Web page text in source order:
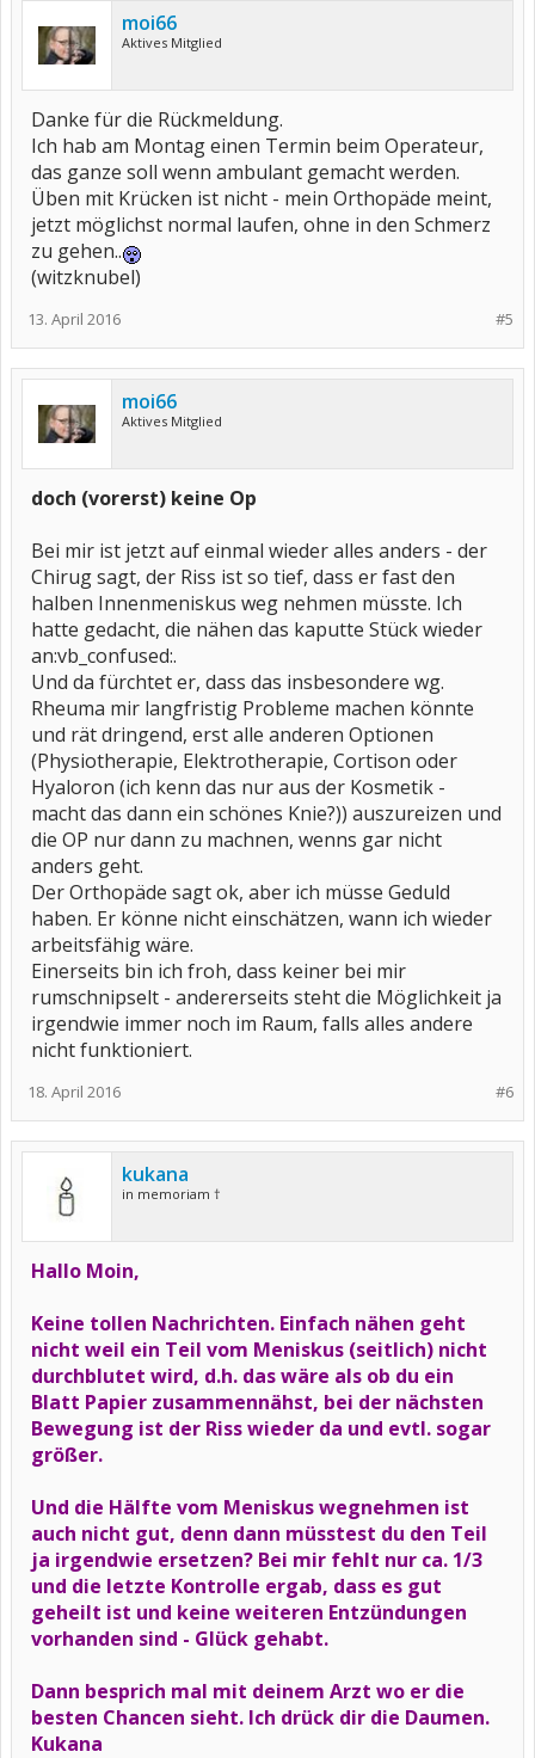
moi66
Aktives Mitglied
Danke für die Rückmeldung.
Ich hab am Montag einen Termin beim Operateur,
das ganze soll wenn ambulant gemacht werden.
Üben mit Krücken ist nicht - mein Orthopäde meint,
jetzt möglichst normal laufen, ohne in den Schmerz
zu gehen..
(witzknubel)
#5
13. April 2016
moi66
Aktives Mitglied
doch (vorerst) keine Op
Bei mir ist jetzt auf einmal wieder alles anders - der
Chirug sagt, der Riss ist so tief, dass er fast den
halben Innenmeniskus weg nehmen müsste. Ich
hatte gedacht, die nähen das kaputte Stück wieder
an:vb_confused:.
Und da fürchtet er, dass das insbesondere wg.
Rheuma mir langfristig Probleme machen könnte
und rät dringend, erst alle anderen Optionen
(Physiotherapie, Elektrotherapie, Cortison oder
Hyaloron (ich kenn das nur aus der Kosmetik -
macht das dann ein schönes Knie?)) auszureizen und
die OP nur dann zu machnen, wenns gar nicht
anders geht.
Der Orthopäde sagt ok, aber ich müsse Geduld
haben. Er könne nicht einschätzen, wann ich wieder
arbeitsfähig wäre.
Einerseits bin ich froh, dass keiner bei mir
rumschnipselt - andererseits steht die Möglichkeit ja
irgendwie immer noch im Raum, falls alles andere
nicht funktioniert.
#6
18. April 2016
kukana
in memoriam †
Hallo Moin,
Keine tollen Nachrichten. Einfach nähen geht
nicht weil ein Teil vom Meniskus (seitlich) nicht
durchblutet wird, d.h. das wäre als ob du ein
Blatt Papier zusammennähst, bei der nächsten
Bewegung ist der Riss wieder da und evtl. sogar
größer.
Und die Hälfte vom Meniskus wegnehmen ist
auch nicht gut, denn dann müsstest du den Teil
ja irgendwie ersetzen? Bei mir fehlt nur ca. 1/3
und die letzte Kontrolle ergab, dass es gut
geheilt ist und keine weiteren Entzündungen
vorhanden sind - Glück gehabt.
Dann besprich mal mit deinem Arzt wo er die
besten Chancen sieht. Ich drück dir die Daumen.
Kukana